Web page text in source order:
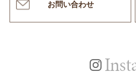
お問い合わせ